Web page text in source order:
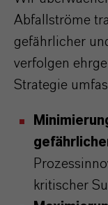
Abfallströme
gefährlicher
verfolgen
Strategie
kritischer